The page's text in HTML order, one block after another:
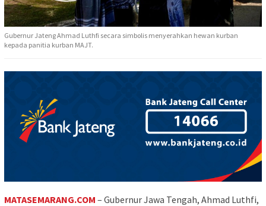
Gubernur Jateng Ahmad Luthfi secara simbolis menyerahkan hewan kurban
kepada panitia kurban MAJT.
MATASEMARANG.COM – Gubernur Jawa Tengah, Ahmad Luthfi,